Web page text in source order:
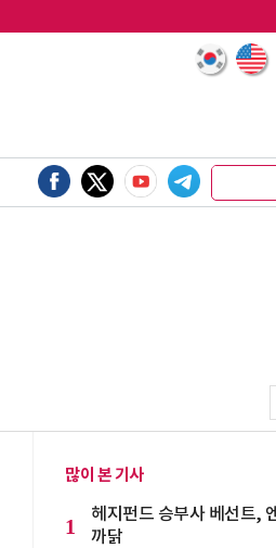
많이 본 기사
1
헤지펀드 승부사 베선트,
까닭